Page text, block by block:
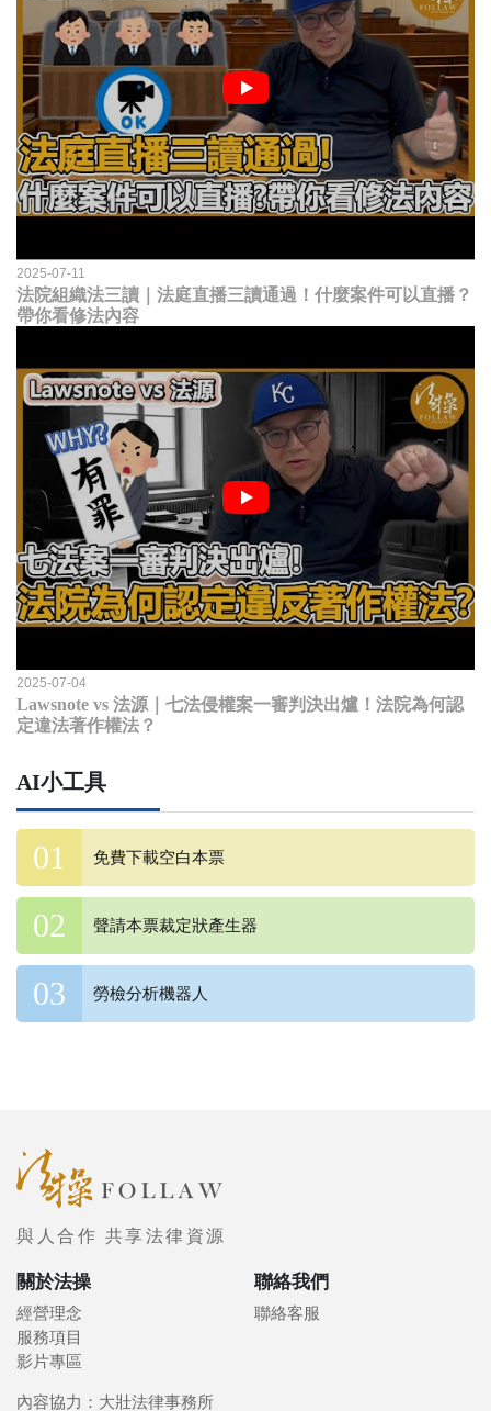
2025-07-11
法院組織法三讀｜法庭直播三讀通過！什麼案件可以直播？
帶你看修法內容
2025-07-04
Lawsnote vs 法源｜七法侵權案一審判決出爐！法院為何認
定違法著作權法？
AI小工具
免費下載空白本票
聲請本票裁定狀產生器
勞檢分析機器人
與人合作 共享法律資源
關於法操
經營理念
服務項目
影片專區
聯絡我們
聯絡客服
內容協力：大壯法律事務所